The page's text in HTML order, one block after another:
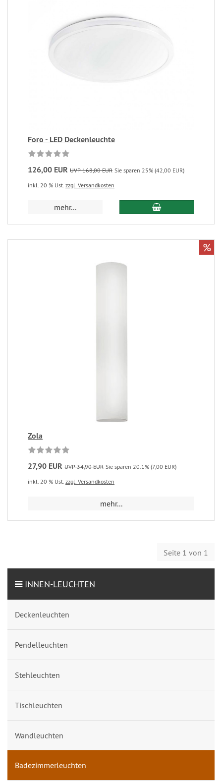
Foro - LED Deckenleuchte
126,00 EUR UVP 168,00 EUR Sie sparen 25% (42,00 EUR)
inkl. 20 % Ust. zzgl. Versandkosten
mehr...
Zola
27,90 EUR UVP 34,90 EUR Sie sparen 20.1% (7,00 EUR)
inkl. 20 % Ust. zzgl. Versandkosten
mehr...
%
Seite 1 von 1
INNEN-LEUCHTEN
Deckenleuchten
Pendelleuchten
Stehleuchten
Tischleuchten
Wandleuchten
Badezimmerleuchten